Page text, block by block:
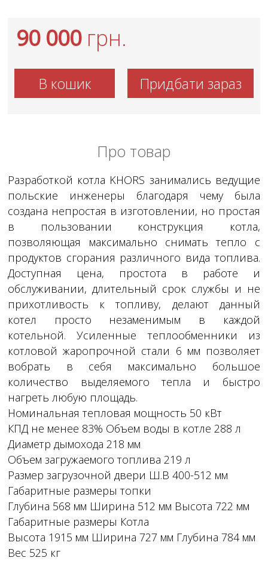
90 000грн.
В кошик Придбати зараз
Про товар
Разработкой котла KHORS занимались ведущие
польские инженеры благодаря чему была
создана непростая в изготовлении, но простая
в пользовании конструкция котла,
позволяющая максимально снимать тепло с
продуктов сгорания различного вида топлива.
Доступная цена, простота в работе и
обслуживании, длительный срок службы и не
прихотливость к топливу, делают данный
котел просто незаменимым в каждой
котельной. Усиленные теплообменники из
котловой жаропрочной стали 6 мм позволяет
вобрать в себя максимально большое
количество выделяемого тепла и быстро
нагреть любую площадь.
Номинальная тепловая мощность 50 кВт
КПД не менее 83% Объем воды в котле 288 л
Диаметр дымохода 218 мм
Объем загружаемого топлива 219 л
Размер загрузочной двери Ш.В 400-512 мм
Габаритные размеры топки
Глубина 568 мм Ширина 512 мм Высота 722 мм
Габаритные размеры Котла
Высота 1915 мм Ширина 727 мм Глубина 784 мм
Вес 525 кг